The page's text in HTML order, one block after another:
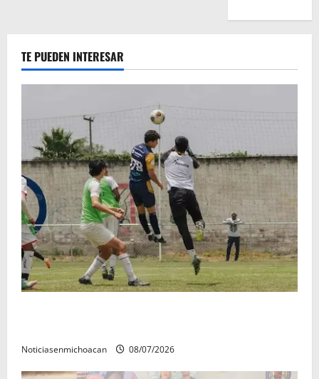
TE PUEDEN INTERESAR
Noticiasenmichoacan 08/07/2026